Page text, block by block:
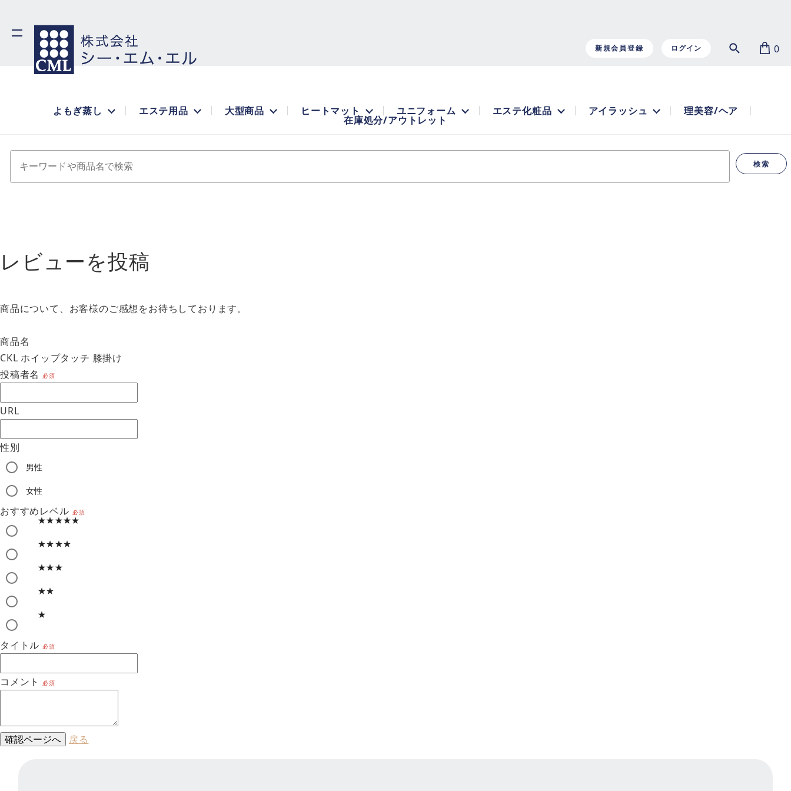
新規会員登録 ログイン 0
よもぎ蒸し エステ用品 大型商品 ヒートマット ユニフォーム エステ化粧品 アイラッシュ 理美容/ヘア
在庫処分/アウトレット
検索
レビューを投稿
商品について、お客様のご感想をお待ちしております。
商品名
CKL ホイップタッチ 膝掛け
投稿者名
必須
URL
性別
男性
女性
おすすめレベル 必須
★★★★★
★★★★
★★★
★★
★
タイトル 必須
コメント 必須
確認ページへ 戻る